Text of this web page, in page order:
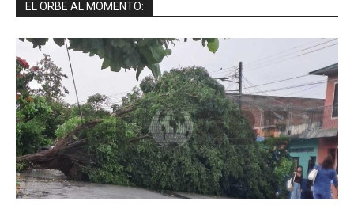
EL ORBE AL MOMENTO: